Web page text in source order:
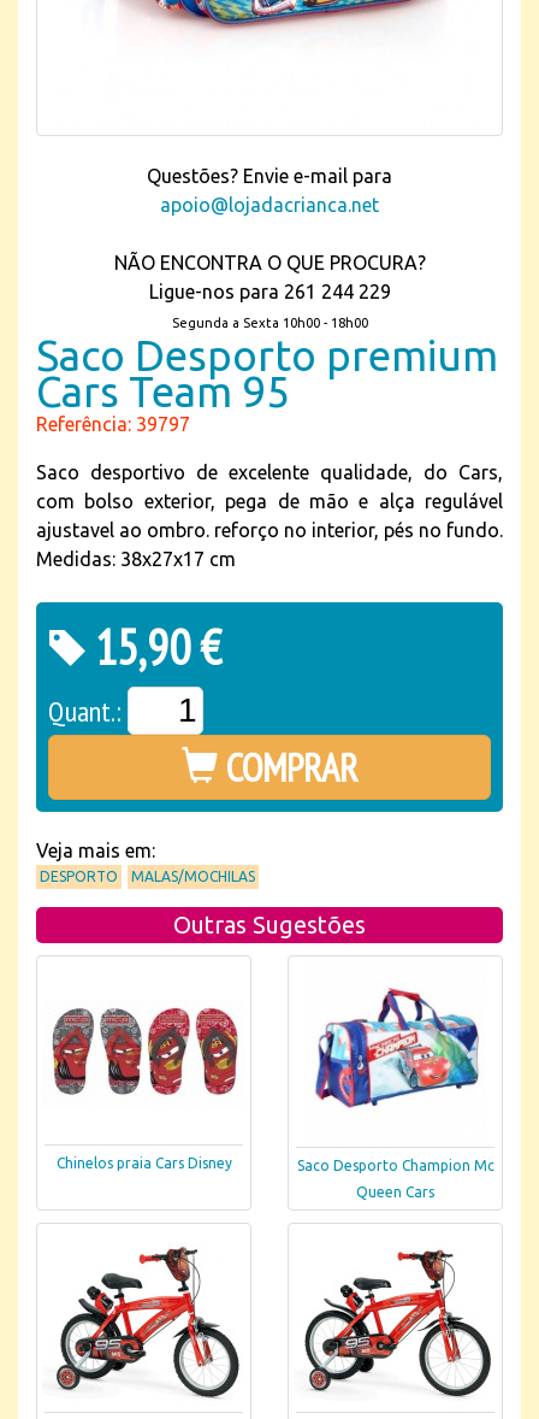
Questões? Envie e-mail para
apoio@lojadacrianca.net
NÃO ENCONTRA O QUE PROCURA?
Ligue-nos para 261 244 229
Segunda a Sexta 10h00 - 18h00
Saco Desporto premium
Cars Team 95
Referência: 39797
Saco desportivo de excelente qualidade, do Cars,
com bolso exterior, pega de mão e alça regulável
ajustavel ao ombro. reforço no interior, pés no fundo.
Medidas: 38x27x17 cm
15,90 €
Quant.:
COMPRAR
Veja mais em:
DESPORTO MALAS/MOCHILAS
Outras Sugestões
Chinelos praia Cars Disney
Saco Desporto Champion Mc
Queen Cars